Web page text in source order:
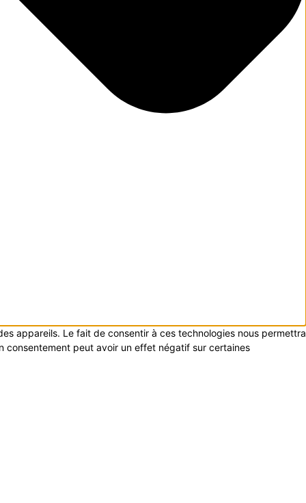
appareils. Le fait de consentir à ces technologies nous permettra
consentement peut avoir un effet négatif sur certaines